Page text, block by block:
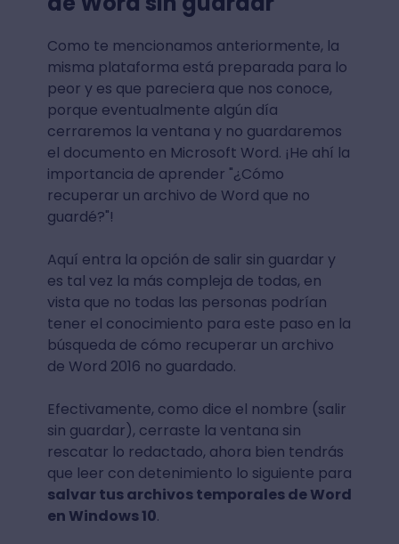
Como te mencionamos anteriormente, la
misma plataforma está preparada para lo
peor y es que pareciera que nos conoce,
porque eventualmente algún día
cerraremos la ventana y no guardaremos
el documento en Microsoft Word. ¡He ahí la
importancia de aprender "¿Cómo
recuperar un archivo de Word que no
guardé?"!
Aquí entra la opción de salir sin guardar y
es tal vez la más compleja de todas, en
vista que no todas las personas podrían
tener el conocimiento para este paso en la
búsqueda de cómo recuperar un archivo
de Word 2016 no guardado.
Efectivamente, como dice el nombre (salir
sin guardar), cerraste la ventana sin
rescatar lo redactado, ahora bien tendrás
que leer con detenimiento lo siguiente para
salvar tus archivos temporales de Word
en Windows 10.